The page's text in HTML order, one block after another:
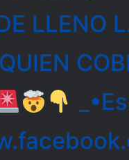
LLENO